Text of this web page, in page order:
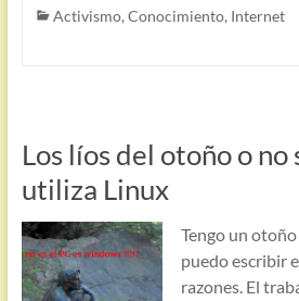
Activismo, Conocimiento, Internet
Los líos del otoño o no
utiliza Linux
Tengo un
puedo escribir
razones. El